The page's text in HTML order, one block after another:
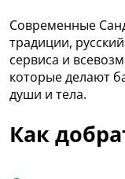
Современные
традиции,
сервиса и
которые делают
души и тела.
Как